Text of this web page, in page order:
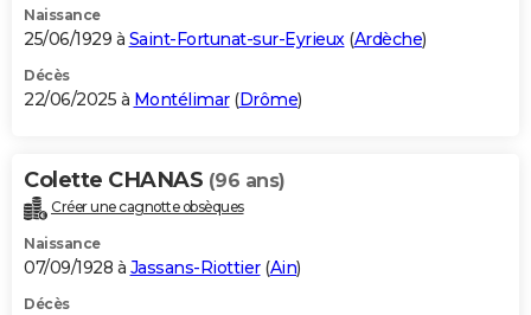
Naissance
25/06/1929 à Saint-Fortunat-sur-Eyrieux(Ardèche)
Décès
22/06/2025 à Montélimar(Drôme)
Colette CHANAS (96 ans)
Créer une cagnotte obsèques
Naissance
07/09/1928 à Jassans-Riottier(Ain)
Décès